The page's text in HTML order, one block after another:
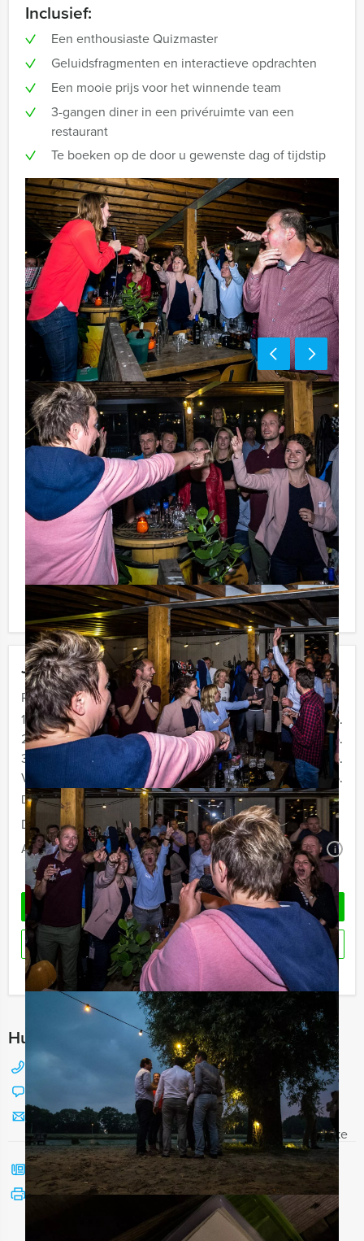
Jouw uitje
Prijs :
12 - 19 personen
€ 72,50 p.p.
20 - 29 personen
€ 69,50 p.p.
30 - 39 personen
€ 66,50 p.p.
Vanaf 40 personen
€ 64,50 p.p.
De prijzen zijn exclusief BTW
Duur:
4 uur
Aantal:
Minimaal 12 personen i
Geheel vrijblijvend
OFFERTE AANVRAGEN
RESERVEREN
Ik heb een vraag over dit uitje
Hulp nodig bij het kiezen?
088 428 81 17
Stuur ons een mailtje
Bel mij terug
Bekijk printbare versie
Inclusief:
Een enthousiaste Quizmaster
Geluidsfragmenten en interactieve opdrachten
Een mooie prijs voor het winnende team
3-gangen diner in een privéruimte van een
restaurant
Te boeken op de door u gewenste dag of tijdstip
Handige tip:
Niet telkens uw knip hoeven trekken om uw drankje af
te rekenen? Voor € 13,50 per persoon per uur (excl.
BTW) kunt u gebruikmaken van het drankarrangement,
waarbij u onbeperkt kunt genieten van bier, fris,
huiswijn, koffie en thee. Zo komt u ook achteraf niet
voor verrassingen te staan!
Komt u niet aan het minimale aantal deelnemers? Als u
bereid bent voor het minimale aantal te betalen, kunt u
ook gewoon voor minder personen boeken!